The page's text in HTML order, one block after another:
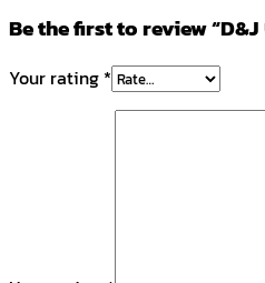
Be the first to review
Your rating *